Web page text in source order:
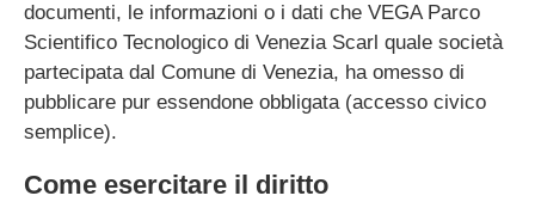
Organizzazione
Consulenti e
collaboratori
Personale
Performance
documenti, le informazioni o i dati che VEGA Parco
Scientifico Tecnologico di Venezia Scarl quale società
partecipata dal Comune di Venezia, ha omesso di
pubblicare pur essendone obbligata (accesso civico
semplice).
Come esercitare il diritto